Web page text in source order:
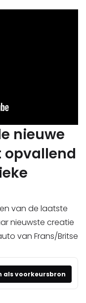
nieuwe
van de laatste
nieuwste creatie
van Frans/Britse
als voorkeursbron